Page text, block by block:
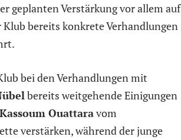
geplanten Verstärkung vor allem auf
bereits konkrete Verhandlungen
bei den Verhandlungen mit
bereits weitgehende Einigungen
Ouattaravom
verstärken, während der junge